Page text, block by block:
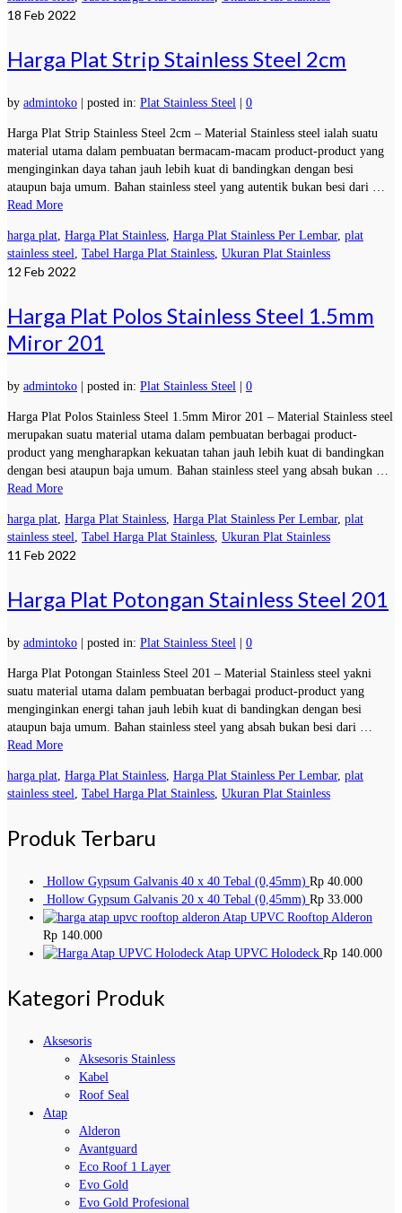
18 Feb 2022
Harga Plat Strip Stainless Steel 2cm
by admintoko posted in: Plat Stainless Steel 0
Harga Plat Strip Stainless Steel 2cm – Material Stainless steel ialah suatu
material utama dalam pembuatan bermacam-macam product-product yang
menginginkan daya tahan jauh lebih kuat di bandingkan dengan besi
ataupun baja umum. Bahan stainless steel yang autentik bukan besi dari …
Read More
harga plat, Harga Plat Stainless, Harga Plat Stainless Per Lembar, plat
stainless steel, Tabel Harga Plat Stainless, Ukuran Plat Stainless
12 Feb 2022
Harga Plat Polos Stainless Steel 1.5mm
Miror 201
by admintoko posted in: Plat Stainless Steel 0
Harga Plat Polos Stainless Steel 1.5mm Miror 201 – Material Stainless steel
merupakan suatu material utama dalam pembuatan berbagai product-
product yang mengharapkan kekuatan tahan jauh lebih kuat di bandingkan
dengan besi ataupun baja umum. Bahan stainless steel yang absah bukan …
Read More
harga plat, Harga Plat Stainless, Harga Plat Stainless Per Lembar, plat
stainless steel, Tabel Harga Plat Stainless, Ukuran Plat Stainless
11 Feb 2022
Harga Plat Potongan Stainless Steel 201
by admintoko posted in: Plat Stainless Steel 0
Harga Plat Potongan Stainless Steel 201 – Material Stainless steel yakni
suatu material utama dalam pembuatan berbagai product-product yang
menginginkan energi tahan jauh lebih kuat di bandingkan dengan besi
ataupun baja umum. Bahan stainless steel yang absah bukan besi dari …
Read More
harga plat, Harga Plat Stainless, Harga Plat Stainless Per Lembar, plat
stainless steel, Tabel Harga Plat Stainless, Ukuran Plat Stainless
Produk Terbaru
Hollow Gypsum Galvanis 40 x 40 Tebal (0,45mm) Rp 40.000
Hollow Gypsum Galvanis 20 x 40 Tebal (0,45mm) Rp 33.000
Atap UPVC Rooftop Alderon
Rp 140.000
Atap UPVC Holodeck Rp 140.000
Kategori Produk
Aksesoris
Aksesoris Stainless
Kabel
Roof Seal
Atap
Alderon
Avantguard
Eco Roof 1 Layer
Evo Gold
Evo Gold Profesional